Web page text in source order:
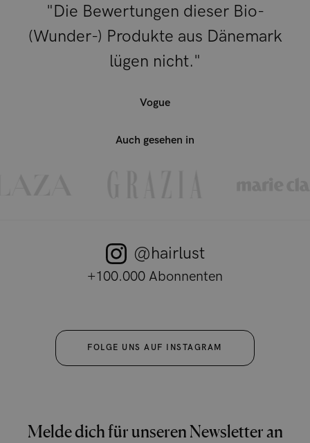
"Die Bewertungen dieser Bio-
(Wunder-) Produkte aus Dänemark
lügen nicht."
Vogue
Auch gesehen in
+100.000 Abonnenten
@hairlust
FOLGE UNS AUF INSTAGRAM
Melde dich für unseren Newsletter an